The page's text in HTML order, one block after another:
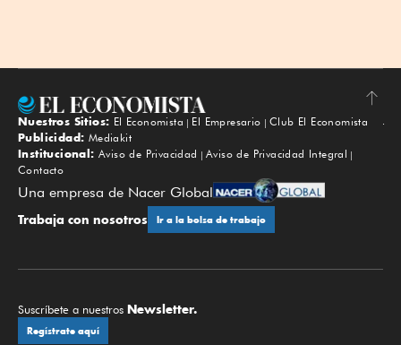
Subir
Nuestros Sitios: El Economista El Empresario
Club El Economista
Publicidad: Mediakit
Institucional: Aviso de Privacidad
Aviso de Privacidad Integral
Contacto
Una empresa de Nacer Global
Trabaja con nosotros Ir a la bolsa de trabajo
Suscríbete a nuestros Newsletter.
Regístrate aquí